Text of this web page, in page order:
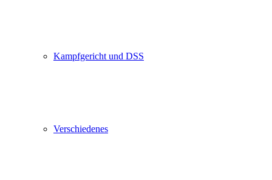
Kampfgericht und DSS
Verschiedenes